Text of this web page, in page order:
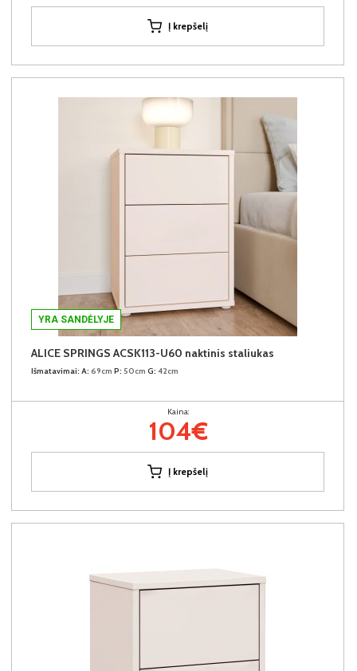
Į krepšelį
YRA SANDĖLYJE
ALICE SPRINGS ACSK113-U60 naktinis staliukas
Išmatavimai: A: 69cm P: 50cm G: 42cm
Kaina:
104€
Į krepšelį